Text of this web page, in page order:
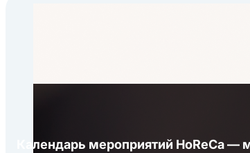
Календарь мероприятий HoReCa